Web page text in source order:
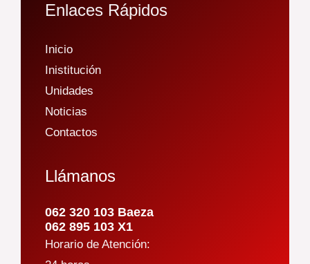
Enlaces Rápidos
Inicio
Inistitución
Unidades
Noticias
Contactos
Llámanos
062 320 103 Baeza
062 895 103 X1
Horario de Atención: